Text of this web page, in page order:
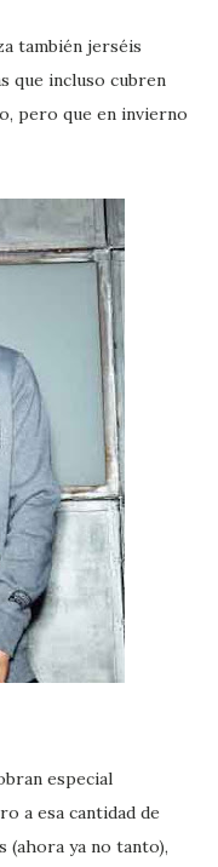
también jerséis
que incluso cubren
pero que en invierno
especial
a esa cantidad de
(ahora ya no tanto),